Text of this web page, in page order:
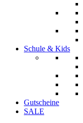
Schule & Kids
Gutscheine
SALE